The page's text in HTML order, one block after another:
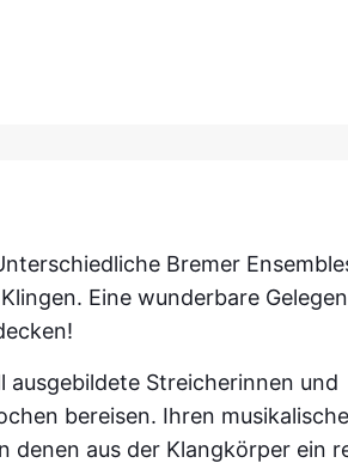
Bremer
Eine wunderbare
ausgebildete Streicherinnen und
bereisen. Ihren
denen aus der Klangkörper ein